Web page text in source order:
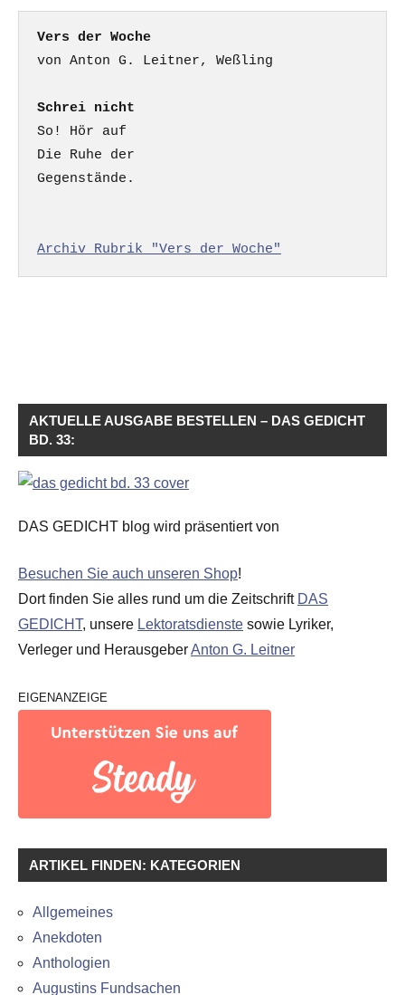
Vers der Woche
Schrei nicht
So! Hör auf
Die Ruhe der
Gegenstände.
Archiv Rubrik "Vers der Woche"
AKTUELLE AUSGABE BESTELLEN – DAS GEDICHT
BD. 33:
DAS GEDICHT blog wird präsentiert von
Besuchen Sie auch unseren Shop!
Dort finden Sie alles rund um die Zeitschrift DAS
GEDICHT, unsere Lektoratsdienste sowie Lyriker,
Verleger und HerausgeberAnton G. Leitner
EIGENANZEIGE
ARTIKEL FINDEN: KATEGORIEN
Allgemeines
Anekdoten
Anthologien
Augustins Fundsachen